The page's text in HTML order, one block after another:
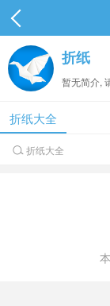
折纸
暂无简介,
折纸大全
 折纸大全